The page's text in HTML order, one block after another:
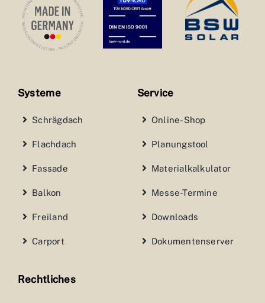
Systeme
Schrägdach
Flachdach
Fassade
Balkon
Freiland
Carport
Service
Online-Shop
Planungstool
Materialkalkulator
Messe-Termine
Downloads
Dokumentenserver
Rechtliches